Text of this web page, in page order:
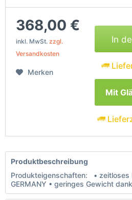
368,00 €
inkl. MwSt. zzgl.
Versandkosten
Merken
In
Mit
Produktbeschreibung
Produkteigenschaften: • zeitloses
GERMANY • geringes Gewicht